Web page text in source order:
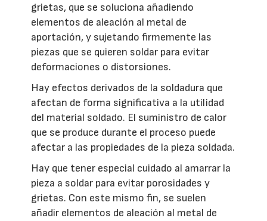
grietas, que se soluciona añadiendo
elementos de aleación al metal de
aportación, y sujetando firmemente las
piezas que se quieren soldar para evitar
deformaciones o distorsiones.
Hay efectos derivados de la soldadura que
afectan de forma significativa a la utilidad
del material soldado. El suministro de calor
que se produce durante el proceso puede
afectar a las propiedades de la pieza soldada.
Hay que tener especial cuidado al amarrar la
pieza a soldar para evitar porosidades y
grietas. Con este mismo fin, se suelen
añadir elementos de aleación al metal de